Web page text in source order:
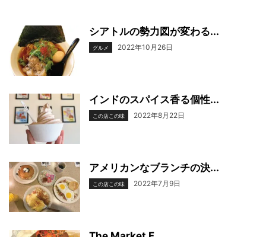
シアトルの勢力図が変わる...
グルメ 2022年10月26日
インドのスパイス香る個性...
この店この味 2022年8月22日
アメリカンなブランチの決...
この店この味 2022年7月9日